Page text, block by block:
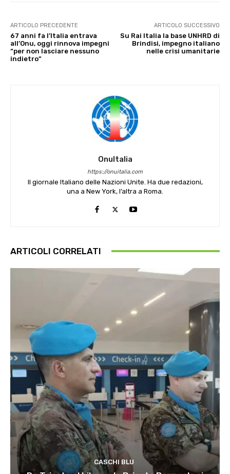
ARTICOLO PRECEDENTE
67 anni fa l’Italia entrava
all’Onu, oggi rinnova impegni
“per non lasciare nessuno
indietro”
ARTICOLO SUCCESSIVO
Su Rai Italia la base UNHRD di
Brindisi, impegno italiano
nelle crisi umanitarie
OnuItalia
https://onuitalia.com
Il giornale Italiano delle Nazioni Unite. Ha due redazioni,
una a New York, l’altra a Roma.
ARTICOLI CORRELATI
CASCHI BLU